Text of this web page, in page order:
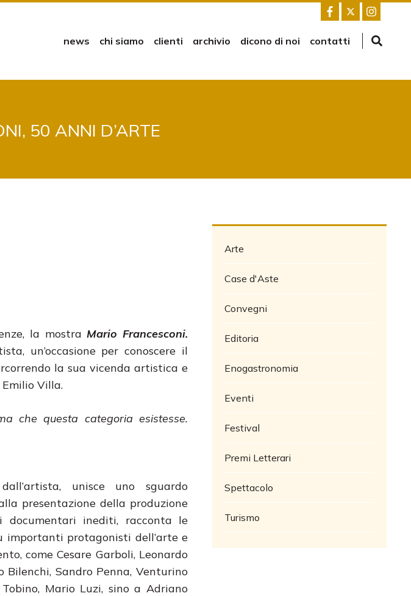
news chi siamo clienti archivio dicono di noi contatti
50 ANNI D’ARTE
la mostraMario Francesconi.
un’occasione per conoscere il
la sua vicenda artistica e
Villa.
che questa categoria esistesse.
unisce uno sguardo
presentazione della produzione
inediti, racconta le
importanti protagonisti dell’arte e
come Cesare Garboli, Leonardo
Bilenchi, Sandro Penna, Venturino
Mario Luzi, sino a Adriano
Arte
Case d'Aste
Convegni
Editoria
Enogastronomia
Eventi
Festival
Premi Letterari
Spettacolo
Turismo